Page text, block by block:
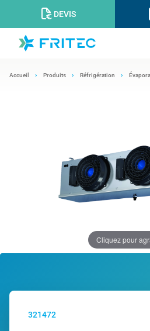
DEVIS
Accueil Produits Réfrigération
Cliquez pour
321472